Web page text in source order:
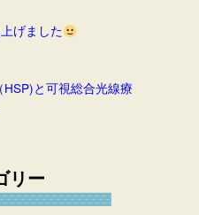
げました
HSP)と可視総合光線療
リー